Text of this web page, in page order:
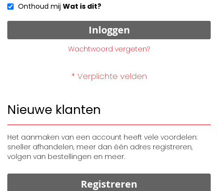
Onthoud mij Wat is dit?
Inloggen
Wachtwoord vergeten?
Nieuwe klanten
Het aanmaken van een account heeft vele voordelen:
sneller afhandelen, meer dan één adres registreren,
volgen van bestellingen en meer.
Registreren